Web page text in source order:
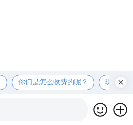
你们是怎么收费的呢？ 现在有